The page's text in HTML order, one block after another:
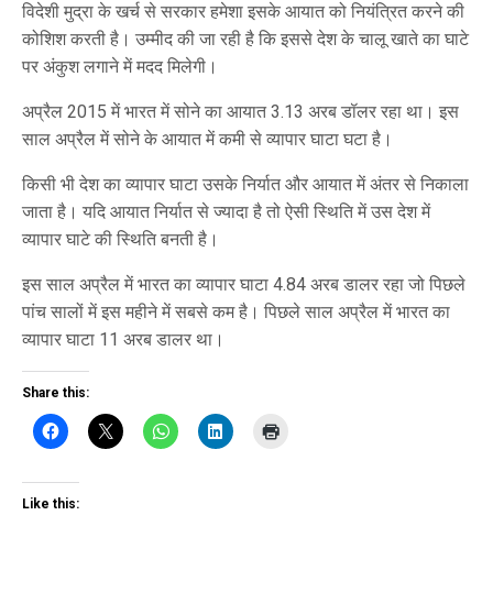
विदेशी मुद्रा के खर्च से सरकार हमेशा इसके आयात को नियंत्रित करने की
कोशिश करती है। उम्मीद की जा रही है कि इससे देश के चालू खाते का घाटे
पर अंकुश लगाने में मदद मिलेगी।
अप्रैल 2015 में भारत में सोने का आयात 3.13 अरब डॉलर रहा था। इस
साल अप्रैल में सोने के आयात में कमी से व्यापार घाटा घटा है।
किसी भी देश का व्यापार घाटा उसके निर्यात और आयात में अंतर से निकाला
जाता है। यदि आयात निर्यात से ज्यादा है तो ऐसी स्थिति में उस देश में
व्यापार घाटे की स्थिति बनती है।
इस साल अप्रैल में भारत का व्यापार घाटा 4.84 अरब डालर रहा जो पिछले
पांच सालों में इस महीने में सबसे कम है। पिछले साल अप्रैल में भारत का
व्यापार घाटा 11 अरब डालर था।
Share this:
Like this: